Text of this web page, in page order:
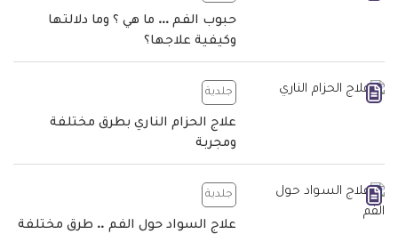
حبوب الفم … ما هي ؟ وما دلالتها
وكيفية علاجها؟
جلدية
علاج الحزام الناري بطرق مختلفة
ومجربة
جلدية
علاج السواد حول الفم .. طرق مختلفة